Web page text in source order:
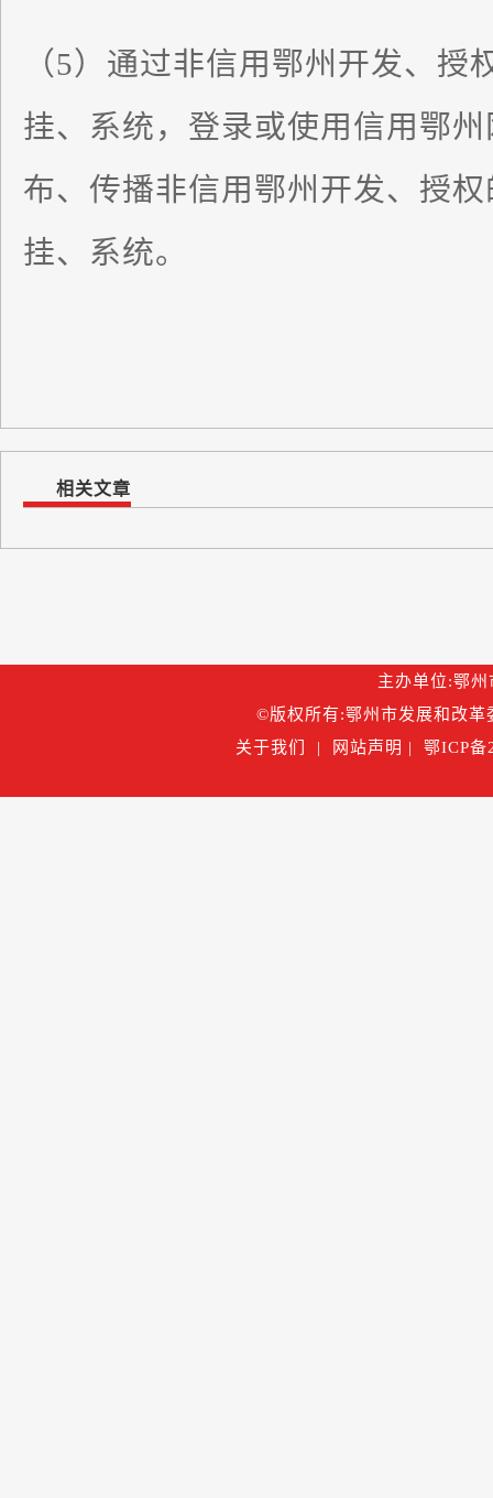
（5）通过非信用鄂州开发、
挂、系统，登录或使用信用鄂
布、传播非信用鄂州开发、授
挂、系统。
相关文章
主办单位:鄂
©版权所有:鄂州市发展和改革
关于我们
| 网站声明 | 鄂ICP备